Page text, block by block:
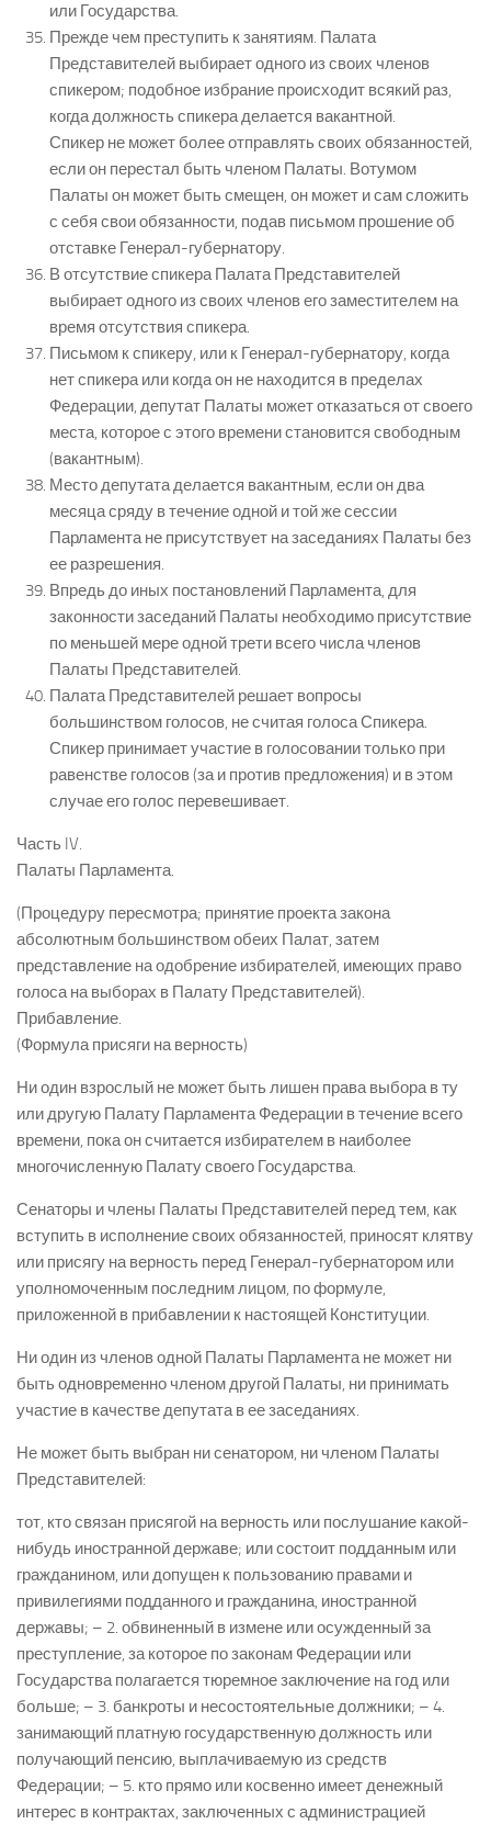
или Государства.
Прежде чем преступить к занятиям. Палата
Представителей выбирает одного из своих членов
спикером; подобное избрание происходит всякий раз,
когда должность спикера делается вакантной.
Спикер не может более отправлять своих обязанностей,
если он перестал быть членом Палаты. Вотумом
Палаты он может быть смещен, он может и сам сложить
с себя свои обязанности, подав письмом прошение об
отставке Генерал-губернатору.
В отсутствие спикера Палата Представителей
выбирает одного из своих членов его заместителем на
время отсутствия спикера.
Письмом к спикеру, или к Генерал-губернатору, когда
нет спикера или когда он не находится в пределах
Федерации, депутат Палаты может отказаться от своего
места, которое с этого времени становится свободным
(вакантным).
Место депутата делается вакантным, если он два
месяца сряду в течение одной и той же сессии
Парламента не присутствует на заседаниях Палаты без
ее разрешения.
Впредь до иных постановлений Парламента, для
законности заседаний Палаты необходимо присутствие
по меньшей мере одной трети всего числа членов
Палаты Представителей.
Палата Представителей решает вопросы
большинством голосов, не считая голоса Спикера.
Спикер принимает участие в голосовании только при
равенстве голосов (за и против предложения) и в этом
случае его голос перевешивает.
Часть IV.
Палаты Парламента.
(Процедуру пересмотра; принятие проекта закона
абсолютным большинством обеих Палат, затем
представление на одобрение избирателей, имеющих право
голоса на выборах в Палату Представителей).
Прибавление.
(Формула присяги на верность)
Ни один взрослый не может быть лишен права выбора в ту
или другую Палату Парламента Федерации в течение всего
времени, пока он считается избирателем в наиболее
многочисленную Палату своего Государства.
Сенаторы и члены Палаты Представителей перед тем, как
вступить в исполнение своих обязанностей, приносят клятву
или присягу на верность перед Генерал-губернатором или
уполномоченным последним лицом, по формуле,
приложенной в прибавлении к настоящей Конституции.
Ни один из членов одной Палаты Парламента не может ни
быть одновременно членом другой Палаты, ни принимать
участие в качестве депутата в ее заседаниях.
Не может быть выбран ни сенатором, ни членом Палаты
Представителей:
тот, кто связан присягой на верность или послушание какой-
нибудь иностранной державе; или состоит подданным или
гражданином, или допущен к пользованию правами и
привилегиями подданного и гражданина, иностранной
державы; – 2. обвиненный в измене или осужденный за
преступление, за которое по законам Федерации или
Государства полагается тюремное заключение на год или
больше; – 3. банкроты и несостоятельные должники; – 4.
занимающий платную государственную должность или
получающий пенсию, выплачиваемую из средств
Федерации; – 5. кто прямо или косвенно имеет денежный
интерес в контрактах, заключенных с администрацией